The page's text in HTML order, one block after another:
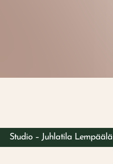
Studio – Juhlatila Lempäälä